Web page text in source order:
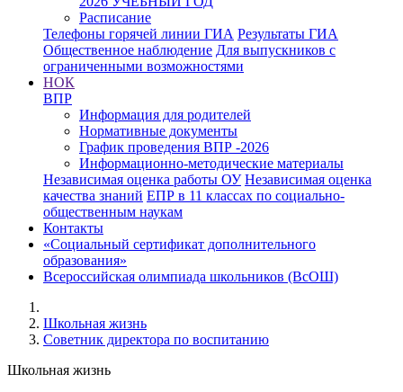
Расписание
Телефоны горячей линии ГИА Результаты ГИА
Общественное наблюдение Для выпускников с
ограниченными возможностями
НОК
ВПР
Информация для родителей
Нормативные документы
График проведения ВПР -2026
Информационно-методические материалы
Независимая оценка работы ОУ Независимая оценка
качества знаний ЕПР в 11 классах по социально-
общественным наукам
Контакты
«Социальный сертификат дополнительного
образования»
Всероссийская олимпиада школьников (ВсОШ)
Школьная жизнь
Советник директора по воспитанию
Школьная жизнь